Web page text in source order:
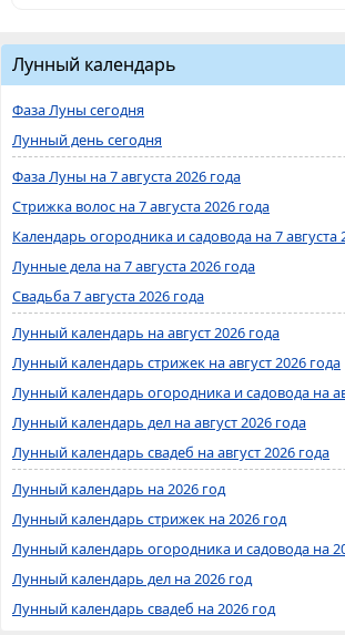
Лунный календарь
Фаза Луны сегодня
Лунный день сегодня
Фаза Луны на 7 августа 2026 года
Стрижка волос на 7 августа 2026 года
Календарь огородника и садовода на 7 августа
Лунные дела на 7 августа 2026 года
Свадьба 7 августа 2026 года
Лунный календарь на август 2026 года
Лунный календарь стрижек на август 2026 года
Лунный календарь огородника и садовода на
Лунный календарь дел на август 2026 года
Лунный календарь свадеб на август 2026 года
Лунный календарь на 2026 год
Лунный календарь стрижек на 2026 год
Лунный календарь огородника и садовода на
Лунный календарь дел на 2026 год
Лунный календарь свадеб на 2026 год